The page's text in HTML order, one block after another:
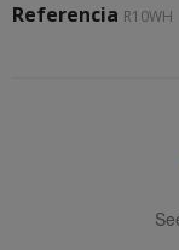
Referencia R10WH